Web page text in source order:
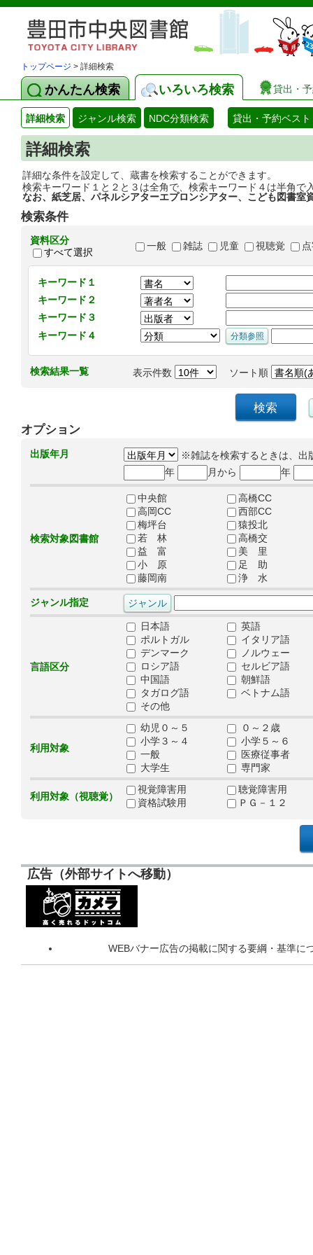
トップページ > 詳細検索
かんたん検索 いろいろ検索 貸出・
詳細検索 ジャンル検索 NDC分類検索 貸出・予約ベスト
詳細検索
詳細な条件を設定して、蔵書を検索することができます。
検索キーワード１と２と３は全角で、検索キーワード４は半角で
なお、紙芝居、パネルシアターエプロンシアター、こども図書室
検索条件
資料区分
すべて選択
一般 雑誌 児童 視聴覚
キーワード１
キーワード２
キーワード３
キーワード４
検索結果一覧 表示件数 ソート順
オプション
出版年月
※雑誌を検索するときは、出
年
月から 年
検索対象図書館
中央館
高橋CC
高岡CC
西部CC
梅坪台
猿投北
若 林
高橋交
益 富
美 里
小 原
足 助
藤岡南
浄 水
ジャンル指定
言語区分
日本語
英語
ポルトガル
イタリア語
デンマーク
ノルウェー
ロシア語
セルビア語
中国語
朝鮮語
タガログ語
ベトナム語
その他
利用対象
幼児０～５
０～２歳
小学３～４
小学５～６
一般
医療従事者
大学生
専門家
利用対象（視聴覚）
視覚障害用
聴覚障害用
資格試験用
ＰＧ－１２
広告（外部サイトへ移動）
WEBバナー広告の掲載に関する要綱・基準に